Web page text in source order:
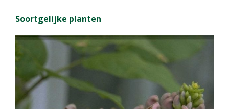
Soortgelijke planten